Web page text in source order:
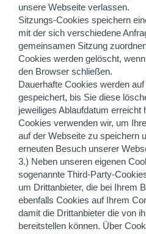
unsere Webseite verlassen.
Sitzungs-Cookies speichern
mit der sich verschiedene
gemeinsamen Sitzung
Cookies werden gelöscht,
den Browser schließen.
Dauerhafte Cookies werden
gespeichert, bis Sie diese
jeweiliges Ablaufdatum erreicht
Cookies verwenden wir, um
auf der Webseite zu speichern
erneuten Besuch unserer
3.) Neben unseren eigenen
sogenannte Third-Party-
um Drittanbieter, die bei Ihrem
ebenfalls Cookies auf Ihrem
damit die Drittanbieter die von
bereitstellen können. Über